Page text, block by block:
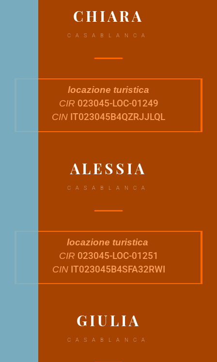
CHIARA
CASABLANCA
locazione turistica
CIR 023045-LOC-01249
CIN IT023045B4QZRJJLQL
ALESSIA
CASABLANCA
locazione turistica
CIR 023045-LOC-01251
CINIT023045B4SFA32RWI
GIULIA
CASABLANCA